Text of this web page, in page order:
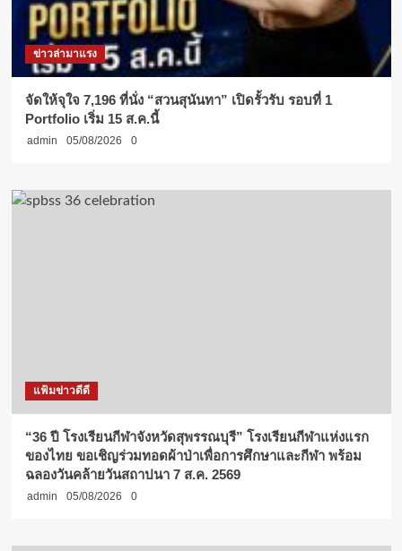
ข่าวล่ามาแรง
จัดให้จุใจ 7,196 ที่นั่ง “สวนสุนันทา” เปิดรั้วรับ รอบที่ 1
Portfolio เริ่ม 15 ส.ค.นี้
admin 05/08/2026 0
แฟ้มข่าวดีดี
“36 ปี โรงเรียนกีฬาจังหวัดสุพรรณบุรี” โรงเรียนกีฬาแห่งแรก
ของไทย ขอเชิญร่วมทอดผ้าป่าเพื่อการศึกษาและกีฬา พร้อม
ฉลองวันคล้ายวันสถาปนา 7 ส.ค. 2569
admin 05/08/2026 0